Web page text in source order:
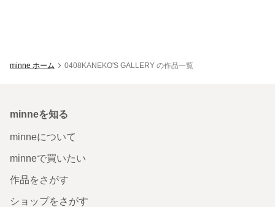
minne ホーム 0408KANEKO'S GALLERY の作品一覧
minneを知る
minneについて
minneで買いたい
作品をさがす
ショップをさがす